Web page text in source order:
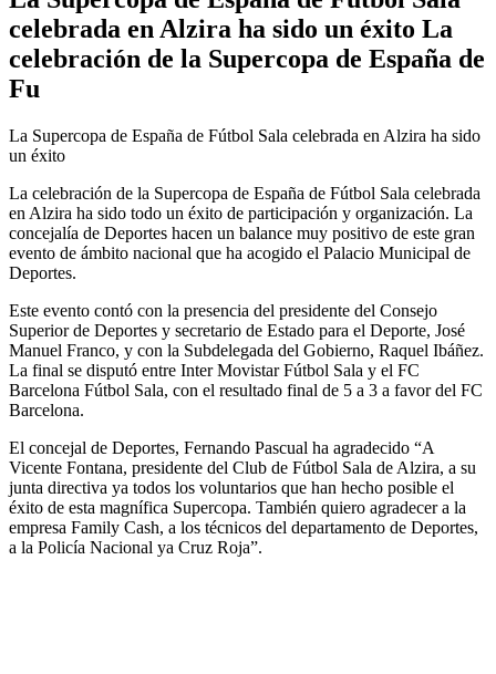
celebrada en Alzira ha sido un éxito La
celebración de la Supercopa de España de
Fu
La Supercopa de España de Fútbol Sala celebrada en Alzira ha sido
un éxito
La celebración de la Supercopa de España de Fútbol Sala celebrada
en Alzira ha sido todo un éxito de participación y organización. La
concejalía de Deportes hacen un balance muy positivo de este gran
evento de ámbito nacional que ha acogido el Palacio Municipal de
Deportes.
Este evento contó con la presencia del presidente del Consejo
Superior de Deportes y secretario de Estado para el Deporte, José
Manuel Franco, y con la Subdelegada del Gobierno, Raquel Ibáñez.
La final se disputó entre Inter Movistar Fútbol Sala y el FC
Barcelona Fútbol Sala, con el resultado final de 5 a 3 a favor del FC
Barcelona.
El concejal de Deportes, Fernando Pascual ha agradecido “A
Vicente Fontana, presidente del Club de Fútbol Sala de Alzira, a su
junta directiva ya todos los voluntarios que han hecho posible el
éxito de esta magnífica Supercopa. También quiero agradecer a la
empresa Family Cash, a los técnicos del departamento de Deportes,
a la Policía Nacional ya Cruz Roja”.